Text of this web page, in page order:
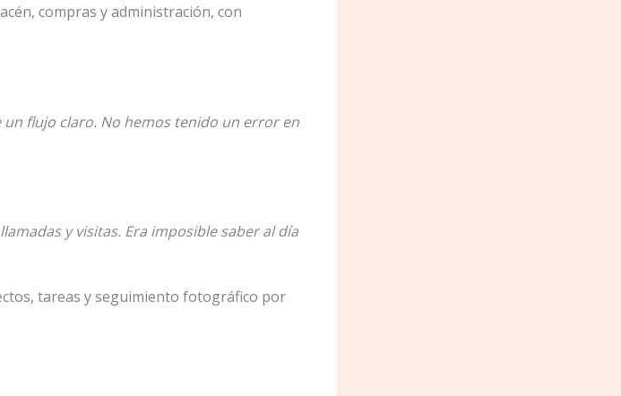
compras y administración, con
flujo claro. No hemos tenido un error en
y visitas. Era imposible saber al día
tareas y seguimiento fotográfico por